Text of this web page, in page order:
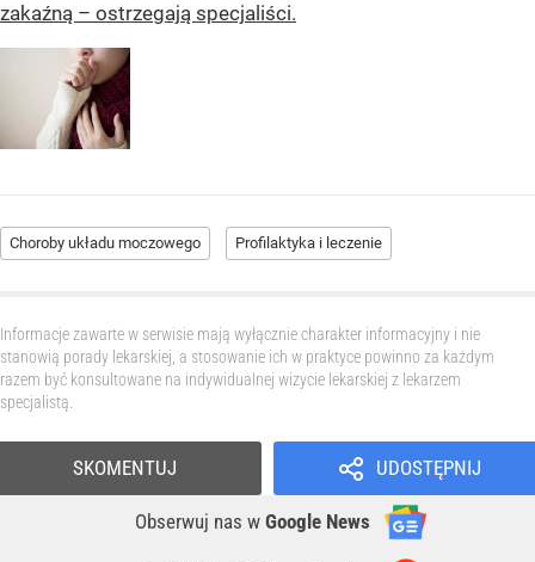
zakaźną – ostrzegają specjaliści.
Choroby układu moczowego Profilaktyka i leczenie
Informacje zawarte w serwisie mają wyłącznie charakter informacyjny i nie
stanowią porady lekarskiej, a stosowanie ich w praktyce powinno za każdym
razem być konsultowane na indywidualnej wizycie lekarskiej z lekarzem
specjalistą.
UDOSTĘPNIJ
Obserwuj nas w Google News
SKOMENTUJ